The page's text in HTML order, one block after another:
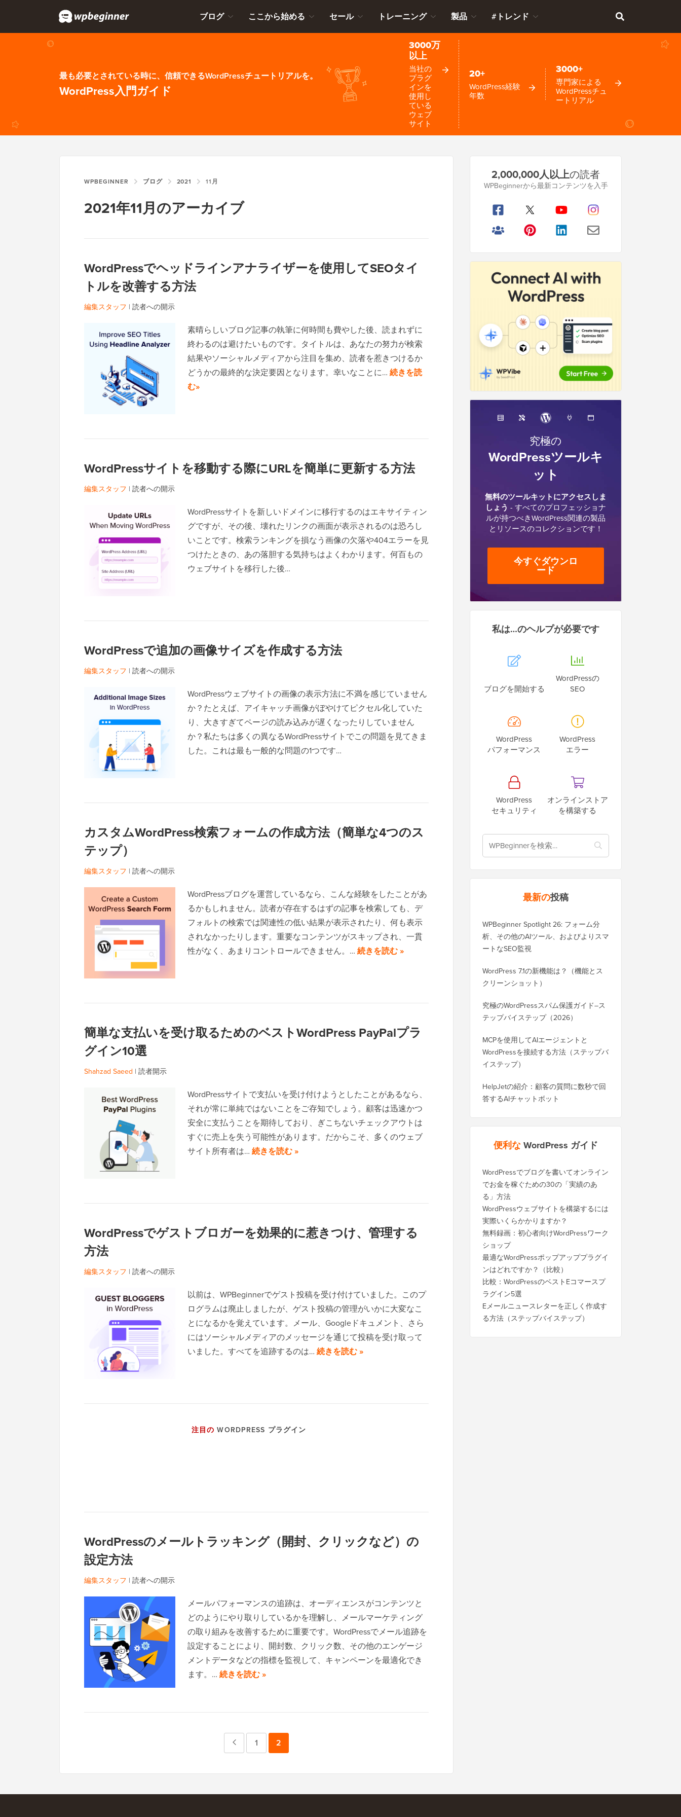
ブログ ここから始める セール トレーニング 製品 #トレンド
最も必要とされている時に、信頼できるWordPressチュートリアルを。
WordPress入門ガイド
3000万
以上
当社の
プラグ
インを
使用し
ている
ウェブ
サイト
20+
WordPress経験
年数
3000+
専門家による
WordPressチュ
ートリアル
WPBEGINNER ブログ 2021 11月
2021年11月のアーカイブ
WordPressでヘッドラインアナライザーを使用してSEOタイ
トルを改善する方法
編集スタッフ | 読者への開示
素晴らしいブログ記事の執筆に何時間も費やした後、読まれずに
終わるのは避けたいものです。タイトルは、あなたの努力が検索
結果やソーシャルメディアから注目を集め、読者を惹きつけるか
どうかの最終的な決定要因となります。幸いなことに… 続きを読
む»
WordPressサイトを移動する際にURLを簡単に更新する方法
編集スタッフ | 読者への開示
WordPressサイトを新しいドメインに移行するのはエキサイティン
グですが、その後、壊れたリンクの画面が表示されるのは恐ろし
いことです。検索ランキングを損なう画像の欠落や404エラーを見
つけたときの、あの落胆する気持ちはよくわかります。何百もの
ウェブサイトを移行した後…
WordPressで追加の画像サイズを作成する方法
編集スタッフ | 読者への開示
WordPressウェブサイトの画像の表示方法に不満を感じていません
か？たとえば、アイキャッチ画像がぼやけてピクセル化していた
り、大きすぎてページの読み込みが遅くなったりしていません
か？私たちは多くの異なるWordPressサイトでこの問題を見てきま
した。これは最も一般的な問題の1つです…
カスタムWordPress検索フォームの作成方法（簡単な4つのス
テップ）
編集スタッフ | 読者への開示
WordPressブログを運営しているなら、こんな経験をしたことがあ
るかもしれません。読者が存在するはずの記事を検索しても、デ
フォルトの検索では関連性の低い結果が表示されたり、何も表示
されなかったりします。重要なコンテンツがスキップされ、一貫
性がなく、あまりコントロールできません。… 続きを読む »
簡単な支払いを受け取るためのベストWordPress PayPalプラ
グイン10選
Shahzad Saeed | 読者開示
WordPressサイトで支払いを受け付けようとしたことがあるなら、
それが常に単純ではないことをご存知でしょう。顧客は迅速かつ
安全に支払うことを期待しており、ぎこちないチェックアウトは
すぐに売上を失う可能性があります。だからこそ、多くのウェブ
サイト所有者は… 続きを読む »
WordPressでゲストブロガーを効果的に惹きつけ、管理する
方法
編集スタッフ | 読者への開示
以前は、WPBeginnerでゲスト投稿を受け付けていました。このプ
ログラムは廃止しましたが、ゲスト投稿の管理がいかに大変なこ
とになるかを覚えています。メール、Googleドキュメント、さら
にはソーシャルメディアのメッセージを通じて投稿を受け取って
いました。すべてを追跡するのは… 続きを読む »
注目の WORDPRESS プラグイン
WordPressのメールトラッキング（開封、クリックなど）の
設定方法
編集スタッフ | 読者への開示
メールパフォーマンスの追跡は、オーディエンスがコンテンツと
どのようにやり取りしているかを理解し、メールマーケティング
の取り組みを改善するために重要です。WordPressでメール追跡を
設定することにより、開封数、クリック数、その他のエンゲージ
メントデータなどの指標を監視して、キャンペーンを最適化でき
ます。… 続きを読む »
ペ
1
ペ
2
サ
ー
2,000,000人以上の読者
WPBeginnerから最新コンテンツを入手
究極の
WordPressツールキ
ット
無料のツールキットにアクセスしま
しょう - すべてのプロフェッショナ
ルが持つべきWordPress関連の製品
とリソースのコレクションです！
今すぐダウンロ
ード
私は…のヘルプが必要です
ブログを開始する
WordPressの
SEO
WordPress
パフォーマンス
WordPress
エラー
WordPress
セキュリティ
オンラインストア
を構築する
最新の投稿
WPBeginner Spotlight 26: フォーム分
析、その他のAIツール、およびよりスマ
ートなSEO監視
WordPress 7.1の新機能は？（機能とス
クリーンショット）
究極のWordPressスパム保護ガイド–ス
テップバイステップ（2026）
MCPを使用してAIエージェントと
WordPressを接続する方法（ステップバ
イステップ）
HelpJetの紹介：顧客の質問に数秒で回
答するAIチャットボット
便利なWordPress ガイド
WordPressでブログを書いてオンライン
でお金を稼ぐための30の「実績のあ
る」方法
WordPressウェブサイトを構築するには
実際いくらかかりますか？
無料録画：初心者向けWordPressワーク
ショップ
最適なWordPressポップアッププラグイ
ンはどれですか？（比較）
比較：WordPressのベストEコマースプ
ラグイン5選
Eメールニュースレターを正しく作成す
る方法（ステップバイステップ）